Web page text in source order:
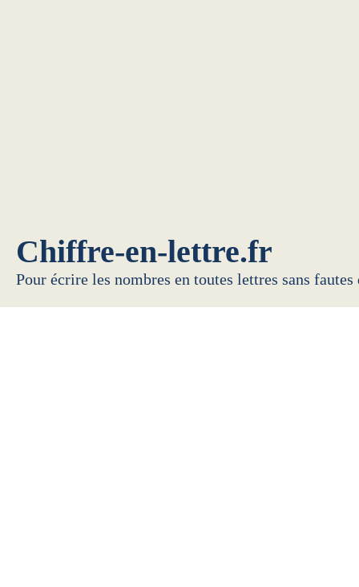
Chiffre-en-lettre.fr
Pour écrire les nombres en toutes lettres sans